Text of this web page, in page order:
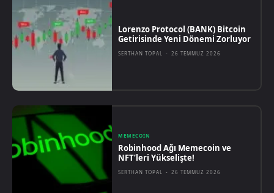
Lorenzo Protocol (BANK) Bitcoin
Getirisinde Yeni Dönemi Zorluyor
SERTHAN TOPAL - 26 TEMMUZ 2026
MEMECOIN
Robinhood Ağı Memecoin ve
NFT’leri Yükselişte!
SERTHAN TOPAL - 26 TEMMUZ 2026